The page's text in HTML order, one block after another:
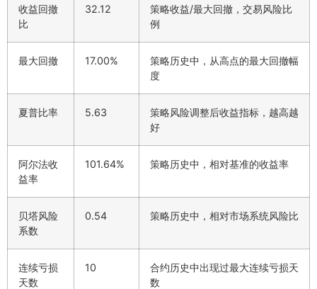
收益回撤
比
32.12
策略收益/最大回撤，交易风险比
例
最大回撤 17.00%
策略历史中，从高点的最大回撤幅
度
夏普比率 5.63
策略风险调整后收益指标，越高越
好
阿尔法收
益率
101.64% 策略历史中，相对基准的收益率
贝塔风险
系数
0.54 策略历史中，相对市场系统风险比
连续亏损
天数
10
合约历史中出现过最大连续亏损天
数